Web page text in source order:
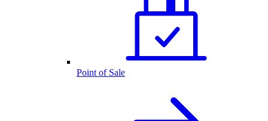
Point of Sale